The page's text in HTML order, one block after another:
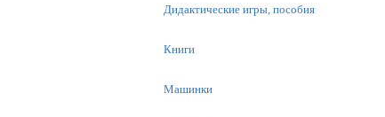
Дидактические игры, пособия
Книги
Машинки